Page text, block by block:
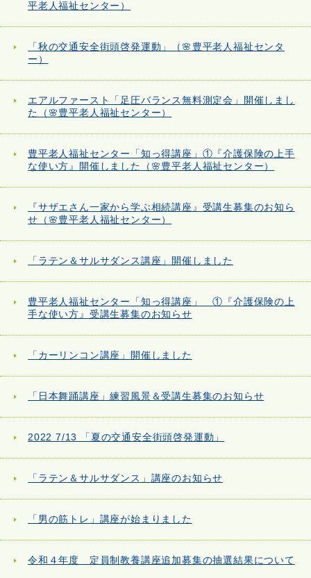
平老人福祉センター）
「秋の交通安全街頭啓発運動」（🌸豊平老人福祉センタ
ー）
エアルファースト「足圧バランス無料測定会」開催しまし
た（🌸豊平老人福祉センター）
豊平老人福祉センター「知っ得講座」①『介護保険の上手
な使い方』開催しました（🌸豊平老人福祉センター）
『サザエさん一家から学ぶ相続講座』受講生募集のお知ら
せ（🌸豊平老人福祉センター）
「ラテン＆サルサダンス講座」開催しました
豊平老人福祉センター「知っ得講座」 ①『介護保険の上
手な使い方』受講生募集のお知らせ
「カーリンコン講座」開催しました
「日本舞踊講座」練習風景＆受講生募集のお知らせ
2022 7/13 「夏の交通安全街頭啓発運動」
「ラテン＆サルサダンス」講座のお知らせ
「男の筋トレ」講座が始まりました
令和４年度 定員制教養講座追加募集の抽選結果について